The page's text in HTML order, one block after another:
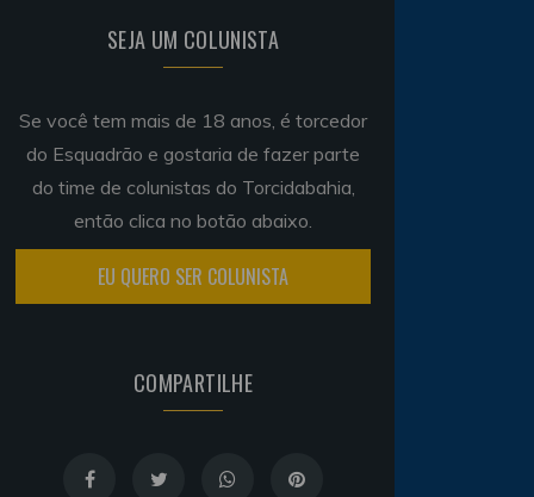
SEJA UM COLUNISTA
Se você tem mais de 18 anos, é torcedor
do Esquadrão e gostaria de fazer parte
do time de colunistas do Torcidabahia,
então clica no botão abaixo.
EU QUERO SER COLUNISTA
COMPARTILHE